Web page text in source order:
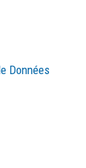
Données